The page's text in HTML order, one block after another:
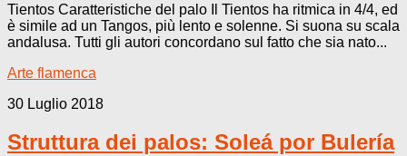
Tientos Caratteristiche del palo Il Tientos ha ritmica in 4/4, ed
è simile ad un Tangos, più lento e solenne. Si suona su scala
andalusa. Tutti gli autori concordano sul fatto che sia nato...
Arte flamenca
30 Luglio 2018
Struttura dei palos: Soleá por Bulería